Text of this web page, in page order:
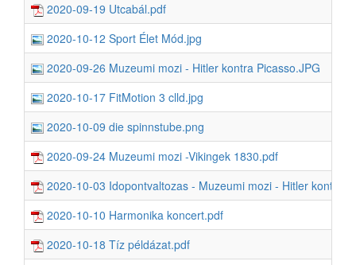
2020-09-19 Utcabál.pdf
2020-10-12 Sport Élet Mód.jpg
2020-09-26 Muzeumi mozi - Hitler kontra Picasso.JPG
2020-10-17 FitMotion 3 clld.jpg
2020-10-09 die spinnstube.png
2020-09-24 Muzeumi mozi -Vikingek 1830.pdf
2020-10-03 Idopontvaltozas - Muzeumi mozi - Hitler kontra
2020-10-10 Harmonika koncert.pdf
2020-10-18 Tíz példázat.pdf